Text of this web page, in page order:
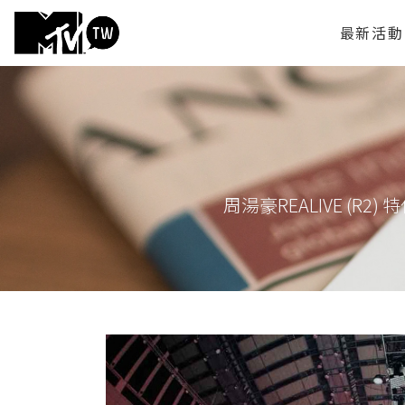
最新活動
周湯豪REALIVE (R2)